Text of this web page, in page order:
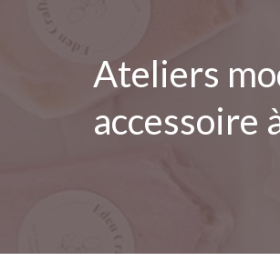
Ateliers
accessoire